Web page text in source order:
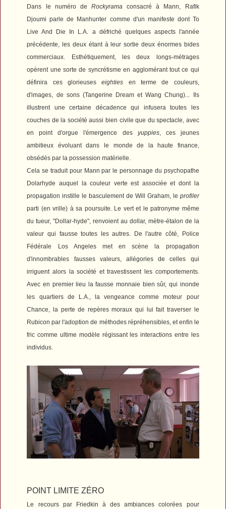
Dans le numéro de Rockyrama consacré à Mann, Rafik
Djoumi parle de
Manhunter comme d'un manifeste dont To
Live And Die In L.A. a défriché quelques aspects l'année
précédente, les deux étant à leur sortie deux énormes bides
commerciaux.
Esthétiquement, les deux longs-métrages
opèrent une sorte de syncrétisme en agglomérant tout ce qui
définira ces glorieuseseighties en terme de couleurs,
d'images, de sons (Tangerine Dream et Wang Chung)... Ils
illustrent une certaine décadence qui infusera toutes les
couches de la société aussi bien civile que du spectacle, avec
en point d'orgue l'émergence des yuppies, ces jeunes
ambitieux évoluant dans le monde de la haute finance,
obsédés par la possession matérielle.
Cela se traduit pour Mann par le personnage du psychopathe
Dolarhyde auquel la couleur verte est associée et dont la
propagation instille le basculement de Will Graham, le profiler
parti (en vrille) à sa poursuite. Le vert et le patronyme même
du tueur, "Dollar-hyde", renvoient au dollar, mètre-étalon de la
valeur qui fausse toutes les autres.
De l'autre côté,
Police
Fédérale Los Angelesmet en scène la propagation
d'innombrables fausses valeurs, allégories de celles qui
irriguent alors la société et travestissent les comportements.
Avec en premier lieu la fausse monnaie bien sûr, qui inonde
les quartiers de L.A., la vengeance comme moteur pour
Chance, la perte de repères moraux qui lui fait traverser le
Rubicon par l'adoption de méthodes répréhensibles, et enfin le
fric comme ultime modèle régissant les interactions entre les
individus.
POINT LIMITE ZÉRO
Le recours par Friedkin à des ambiances colorées pour